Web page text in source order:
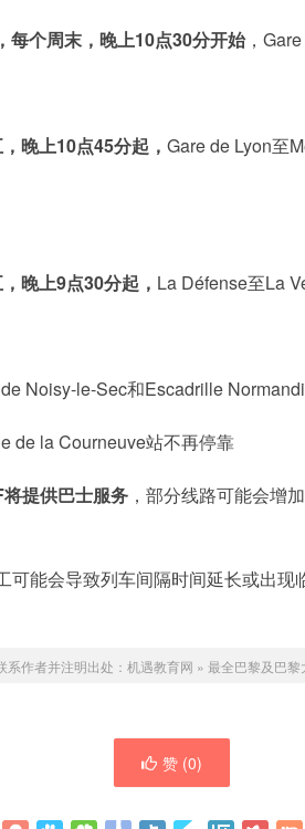
每个周末，晚上10点30分开始，
晚上10点45分起， Gare de Lyon至
晚上9点30分起 ， La Défense至La
de Noisy-le-Sec和Escadrille
de la Courneuve站不再停靠
提供巴士服务 ，部分线路可能会增
可能会导致列车间隔时间延长或出
作者并注明出处： 机遇教育网 » 最全巴黎及巴
赞 (0)